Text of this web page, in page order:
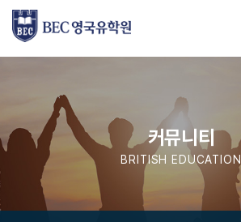
커뮤니티
BRITISH EDUCATION